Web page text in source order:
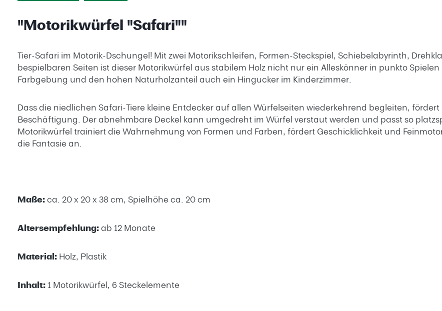
"Motorikwürfel "Safari""
Tier-Safari im Motorik-Dschungel! Mit zwei Motorikschleifen, Formen-Steckspiel, Schiebelabyrinth,
bespielbaren Seiten ist dieser Motorikwürfel aus stabilem Holz nicht nur ein Alleskönner in punkto
Farbgebung und den hohen Naturholzanteil auch ein Hingucker im Kinderzimmer.
Dass die niedlichen Safari-Tiere kleine Entdecker auf allen Würfelseiten wiederkehrend begleiten,
Beschäftigung. Der abnehmbare Deckel kann umgedreht im Würfel verstaut werden und passt so
Motorikwürfel trainiert die Wahrnehmung von Formen und Farben, fördert Geschicklichkeit und
die Fantasie an.
Maße:ca. 20 x 20 x 38 cm, Spielhöhe ca. 20 cm
Altersempfehlung:ab 12 Monate
Material: Holz, Plastik
Inhalt: 1 Motorikwürfel, 6 Steckelemente